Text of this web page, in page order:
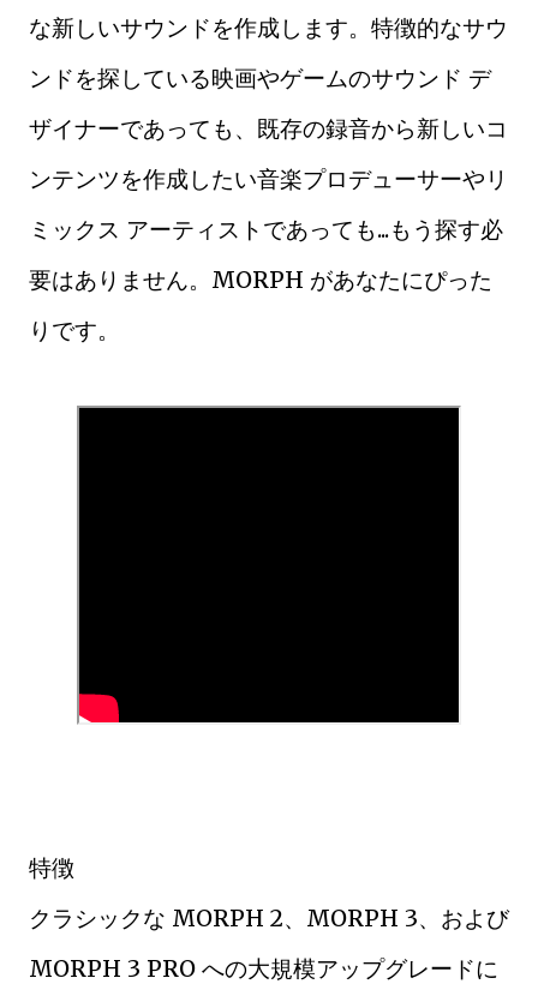
な新しいサウンドを作成します。特徴的なサウ
ンドを探している映画やゲームのサウンド デ
ザイナーであっても、既存の録音から新しいコ
ンテンツを作成したい音楽プロデューサーやリ
ミックス アーティストであっても...もう探す必
要はありません。MORPH があなたにぴった
りです。
特徴
クラシックな MORPH 2、MORPH 3、および
MORPH 3 PRO への大規模アップグレードに